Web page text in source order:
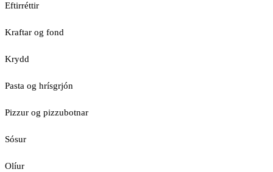
Eftirréttir
Kraftar og fond
Krydd
Pasta og hrísgrjón
Pizzur og pizzubotnar
Sósur
Olíur